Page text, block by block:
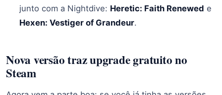
junto com a Nightdive: Heretic: Faith Renewed e
Hexen: Vestiger of Grandeur.
Nova versão traz upgrade gratuito no
Steam